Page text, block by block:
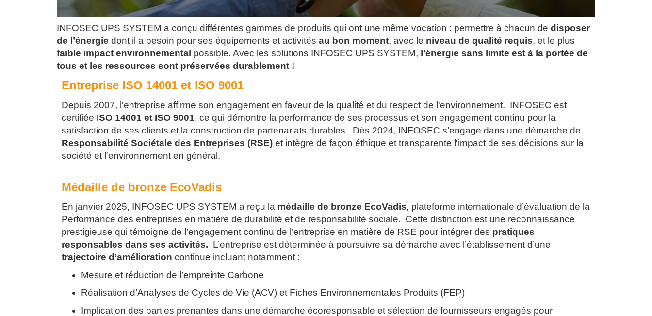
INFOSEC UPS SYSTEM a conçu différentes gammes de produits qui ont une même vocation : permettre à chacun de disposer
de l’énergie dont il a besoin pour ses équipements et activités au bon moment, avec le niveau de qualité requis, et le plus
faible impact environnemental possible. Avec les solutions INFOSEC UPS SYSTEM, l’énergie sans limite est à la portée de
tous et les ressources sont préservées durablement !
Entreprise ISO 14001 et ISO 9001
Depuis 2007, l'entreprise affirme son engagement en faveur de la qualité et du respect de l'environnement. INFOSEC est
certifiée ISO 14001 et ISO 9001, ce qui démontre la performance de ses processus et son engagement continu pour la
satisfaction de ses clients et la construction de partenariats durables. Dès 2024, INFOSEC s’engage dans une démarche de
Responsabilité Sociétale des Entreprises (RSE) et intègre de façon éthique et transparente l'impact de ses décisions sur la
société et l'environnement en général.
Médaille de bronze EcoVadis
En janvier 2025, INFOSEC UPS SYSTEM a reçu la médaille de bronze EcoVadis, plateforme internationale d’évaluation de la
Performance des entreprises en matière de durabilité et de responsabilité sociale. Cette distinction est une reconnaissance
prestigieuse qui témoigne de l’engagement continu de l’entreprise en matière de RSE pour intégrer des pratiques
responsables dans ses activités. L’entreprise est déterminée à poursuivre sa démarche avec l’établissement d’une
trajectoire d’amélioration continue incluant notamment :
Mesure et réduction de l’empreinte Carbone
Réalisation d’Analyses de Cycles de Vie (ACV) et Fiches Environnementales Produits (FEP)
Implication des parties prenantes dans une démarche écoresponsable et sélection de fournisseurs engagés pour